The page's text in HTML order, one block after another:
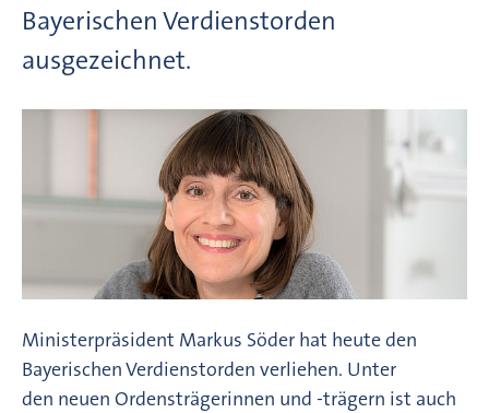
Bayerischen Verdienstorden
ausgezeichnet.
Ministerpräsident Markus Söder hat heute den
Bayerischen Verdienstorden verliehen. Unter
den neuen Ordensträgerinnen und -trägern ist auch